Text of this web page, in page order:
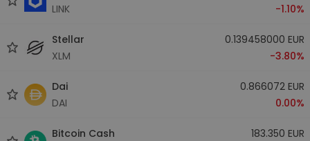
LINK
-1.10%
Stellar
XLM
0.139458000 EUR
-3.80%
Dai
DAI
0.866072 EUR
0.00%
Bitcoin Cash
183.350 EUR